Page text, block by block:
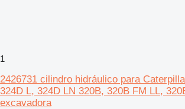
1
2426731 cilindro hidráulico para
324D L, 324D LN 320B, 320B FM LL,
excavadora